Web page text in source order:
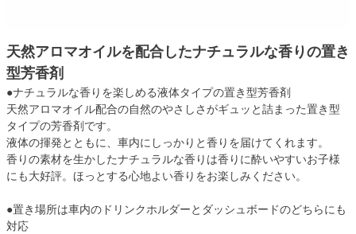
天然アロマオイルを配合したナチュラルな香りの置き
型芳香剤
●ナチュラルな香りを楽しめる液体タイプの置き型芳香剤
天然アロマオイル配合の自然のやさしさがギュッと詰まった置き型
タイプの芳香剤です。
液体の揮発とともに、車内にしっかりと香りを届けてくれます。
香りの素材を生かしたナチュラルな香りは香りに酔いやすいお子様
にも大好評。ほっとする心地よい香りをお楽しみください。
●置き場所は車内のドリンクホルダーとダッシュボードのどちらにも
対応